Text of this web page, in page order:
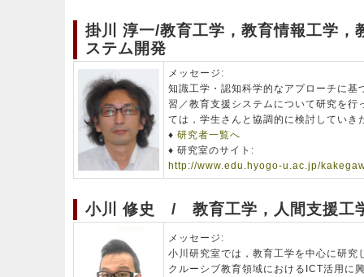
掛川 淳一/教育工学，教育情報工学，
ステム開発
メッセージ:
知識工学・認知科学的なアプローチに基
習／教育支援システムについて研究を行
ては，学生さんと協調的に検討していき
♦ 研究者一覧へ
♦ 研究室のサイト:
http://www.edu.hyogo-u.ac.jp/
小川 修史 / 教育工学，人間支援工
メッセージ:
小川研究室では，教育工学を中心に研究
クルーシブ教育領域におけるICT活用に